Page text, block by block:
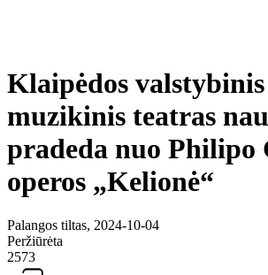
Klaipėdos valstybinis
muzikinis teatras
pradeda nuo Philipo
operos „Kelionė“
Palangos tiltas, 2024-10-04
Peržiūrėta
2573